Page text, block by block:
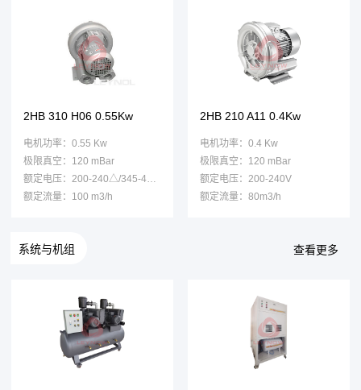
2HB 310 H06 0.55Kw
电机功率：0.55 Kw
极限真空：120 mBar
额定电压：200-240△/345-415Y
额定流量：100 m3/h
2HB 210 A11 0.4Kw
电机功率：0.4 Kw
极限真空：120 mBar
额定电压：200-240V
额定流量：80m3/h
系统与机组 查看更多